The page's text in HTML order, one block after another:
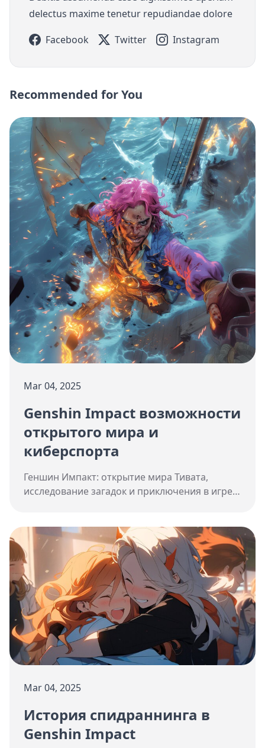
delectus maxime tenetur repudiandae dolore
Facebook
Twitter Instagram
Recommended for You
Mar 04, 2025
Genshin Impact возможности
открытого мира и
киберспорта
Геншин Импакт: открытие мира Тивата,
исследование загадок и приключения в игре с
Mar 04, 2025
История спидраннинга в
Genshin Impact